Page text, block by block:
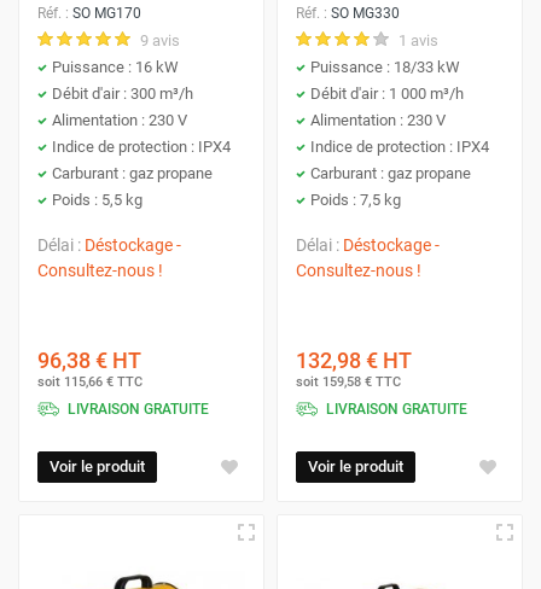
Réf. : SO MG170
9 avis
Puissance : 16 kW
Débit d'air : 300 m³/h
Alimentation : 230 V
Indice de protection : IPX4
Carburant : gaz propane
Poids : 5,5 kg
Délai : Déstockage -
Consultez-nous !
96,38 € HT
soit 115,66 € TTC
LIVRAISON GRATUITE
Voir le produit
Réf. : SO MG330
1 avis
Puissance : 18/33 kW
Débit d'air : 1 000 m³/h
Alimentation : 230 V
Indice de protection : IPX4
Carburant : gaz propane
Poids : 7,5 kg
Délai : Déstockage -
Consultez-nous !
132,98 € HT
soit 159,58 € TTC
LIVRAISON GRATUITE
Voir le produit